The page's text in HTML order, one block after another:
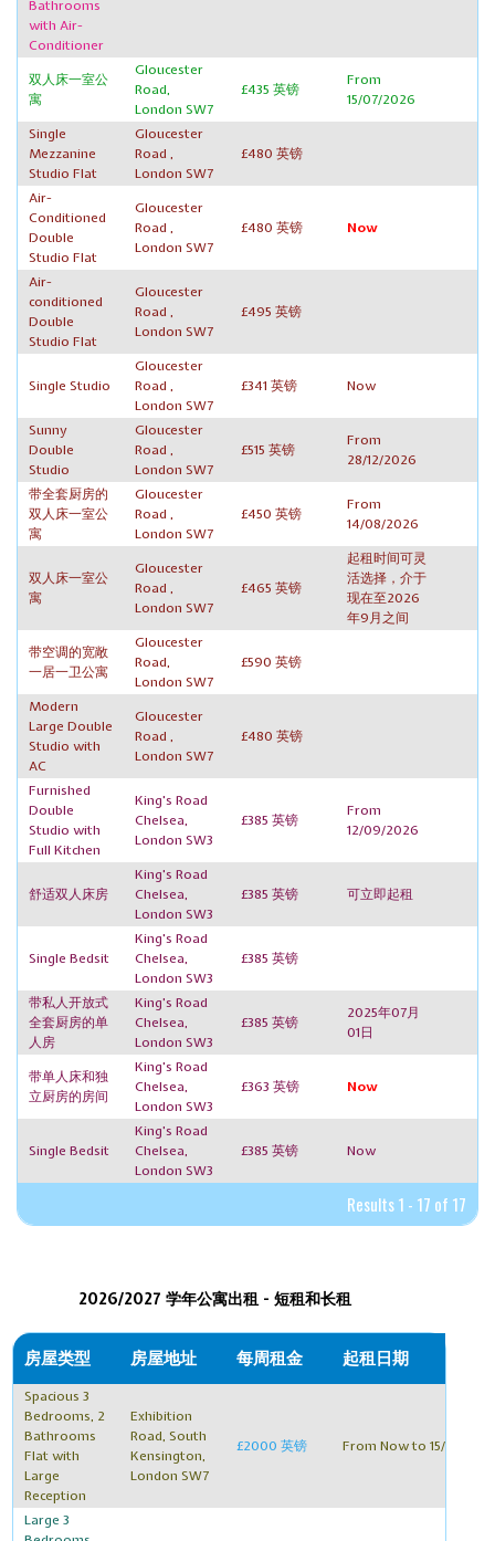
Bathrooms
with Air-
Conditioner
双人床一室公
寓
Gloucester
Road,
London SW7
£435 英镑
From
15/07/2026
Single
Mezzanine
Studio Flat
Gloucester
Road ,
London SW7
£480 英镑
Air-
Conditioned
Double
Studio Flat
Gloucester
Road ,
London SW7
£480 英镑 Now
Air-
conditioned
Double
Studio Flat
Gloucester
Road ,
London SW7
£495 英镑
Single Studio
Gloucester
Road ,
London SW7
£341 英镑 Now
Sunny
Double
Studio
Gloucester
Road ,
London SW7
£515 英镑
From
28/12/2026
带全套厨房的
双人床一室公
寓
Gloucester
Road ,
London SW7
£450 英镑
From
14/08/2026
双人床一室公
寓
Gloucester
Road ,
London SW7
£465 英镑
起租时间可灵
活选择，介于
现在至2026
年9月之间
带空调的宽敞
一居一卫公寓
Gloucester
Road,
London SW7
£590 英镑
Modern
Large Double
Studio with
AC
Gloucester
Road ,
London SW7
£480 英镑
Furnished
Double
Studio with
Full Kitchen
King's Road
Chelsea,
London SW3
£385 英镑
From
12/09/2026
舒适双人床房
King's Road
Chelsea,
London SW3
£385 英镑 可立即起租
Single Bedsit
King's Road
Chelsea,
London SW3
£385 英镑
带私人开放式
全套厨房的单
人房
King's Road
Chelsea,
London SW3
£385 英镑
2025年07月
01日
带单人床和独
立厨房的房间
King's Road
Chelsea,
London SW3
£363 英镑 Now
Single Bedsit
King's Road
Chelsea,
London SW3
£385 英镑 Now
Results 1 - 17 of 17